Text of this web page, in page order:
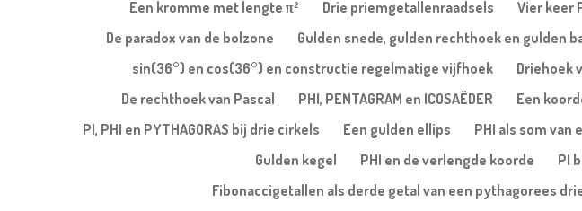
Een kromme met lengte π²
Drie priemgetallenraadsels Vier keer
De paradox van de bolzone
Gulden snede, gulden rechthoek en gulden
sin(36°) en cos(36°) en constructie regelmatige vijfhoek
Driehoek
De rechthoek van Pascal
PHI, PENTAGRAM en ICOSAËDER Een
PI, PHI en PYTHAGORAS bij drie cirkels
Een gulden ellips PHI als som van
Gulden kegel
PHI en de verlengde koorde PI
Fibonaccigetallen als derde getal van een pythagorees